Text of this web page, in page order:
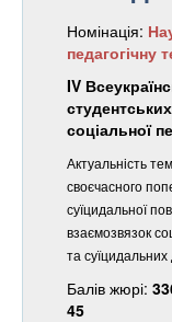
Номінація:
педагогічну
IV
соціальної
Актуальність
своєчасного
суїцидальної
взаємозвязок
та суїцидальних
Балів жюрі:
45